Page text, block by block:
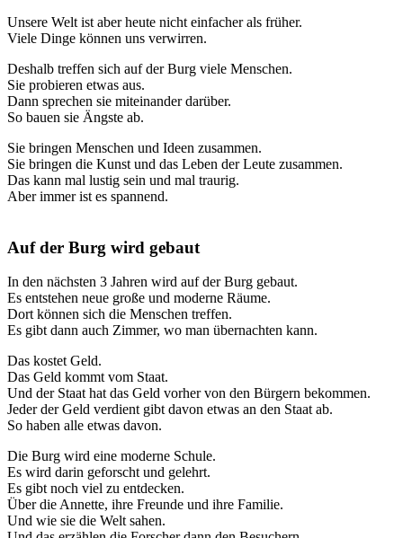
Unsere Welt ist aber heute nicht einfacher als früher.
Viele Dinge können uns verwirren.
Deshalb treffen sich auf der Burg viele Menschen.
Sie probieren etwas aus.
Dann sprechen sie miteinander darüber.
So bauen sie Ängste ab.
Sie bringen Menschen und Ideen zusammen.
Sie bringen die Kunst und das Leben der Leute zusammen.
Das kann mal lustig sein und mal traurig.
Aber immer ist es spannend.
Auf der Burg wird gebaut
In den nächsten 3 Jahren wird auf der Burg gebaut.
Es entstehen neue große und moderne Räume.
Dort können sich die Menschen treffen.
Es gibt dann auch Zimmer, wo man übernachten kann.
Das kostet Geld.
Das Geld kommt vom Staat.
Und der Staat hat das Geld vorher von den Bürgern bekommen.
Jeder der Geld verdient gibt davon etwas an den Staat ab.
So haben alle etwas davon.
Die Burg wird eine moderne Schule.
Es wird darin geforscht und gelehrt.
Es gibt noch viel zu entdecken.
Über die Annette, ihre Freunde und ihre Familie.
Und wie sie die Welt sahen.